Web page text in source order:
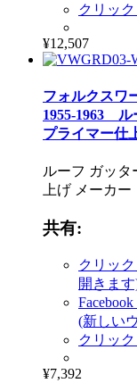
クリッ
¥12,507
フォルクス
1955-1963
プライマー仕
ルーフ ガッ
上げ メーカ
共有:
クリッ
開きま
(新しい
クリッ
¥7,392